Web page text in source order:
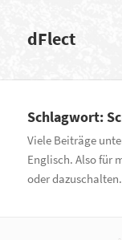
dFlect
Schlagwort:
Viele Beiträge
Englisch. Also für
oder dazuschalten.